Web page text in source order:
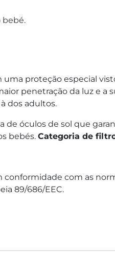
bebé.
uma proteção especial
penetração da luz e a
dos adultos.
de óculos de sol que
bebés. Categoria de
conformidade com as
89/686/EEC.